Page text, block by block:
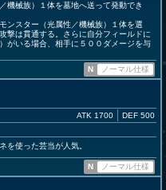
機械族）１体を墓地へ送って発動でき
ンスター（光属性／機械族）１体を選
撃は貫通する。さらに自分フィールドに
がいる場合、相手に５００ダメージを与
N
ノーマル仕様
ATK 1700 DEF 500
を使った芸当が人気。
N ノーマル仕様